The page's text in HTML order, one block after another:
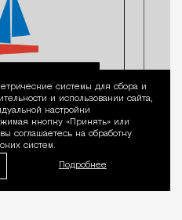
Уведомление
системы для сбора и
и использовании сайта,
настройки
кнопку «Принять» или
соглашаетесь на обработку
систем.
Подробнее